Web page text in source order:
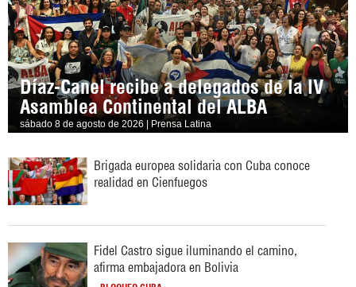
Díaz-Canel recibe a delegados de la IV
Asamblea Continental del ALBA
sábado 8 de agosto de 2026 | Prensa Latina
Brigada europea solidaria con Cuba conoce
realidad en Cienfuegos
Fidel Castro sigue iluminando el camino,
afirma embajadora en Bolivia